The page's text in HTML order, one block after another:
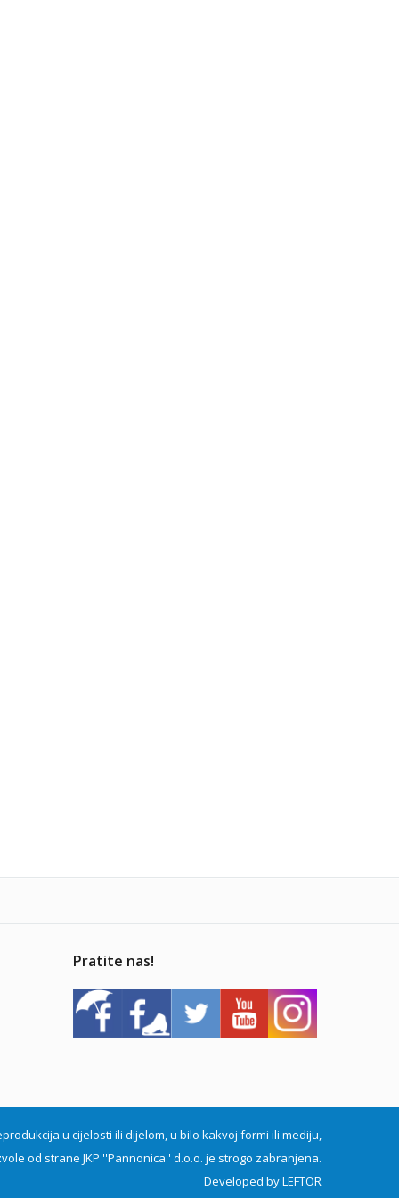
Pratite nas!
u cijelosti ili dijelom, u bilo kakvoj formi ili mediju,
od strane JKP ''Pannonica'' d.o.o. je strogo zabranjena.
Developed byLEFTOR